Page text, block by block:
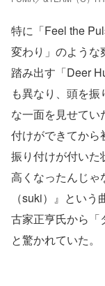
特に「Feel the
変わり」のような
踏み出す「Deer
も異なり、頭を
な一面を見せてい
付けができてから
振り付けが付い
高くなったんじゃ
（suki）』とい
古家正亨氏から「
と驚かれていた。